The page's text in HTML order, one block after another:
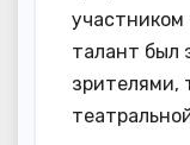
участником
талант был
зрителями,